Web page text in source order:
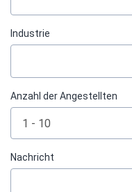
Industrie
Anzahl der Angestellten
Nachricht